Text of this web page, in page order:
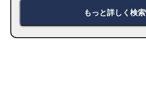
もっと詳しく検索